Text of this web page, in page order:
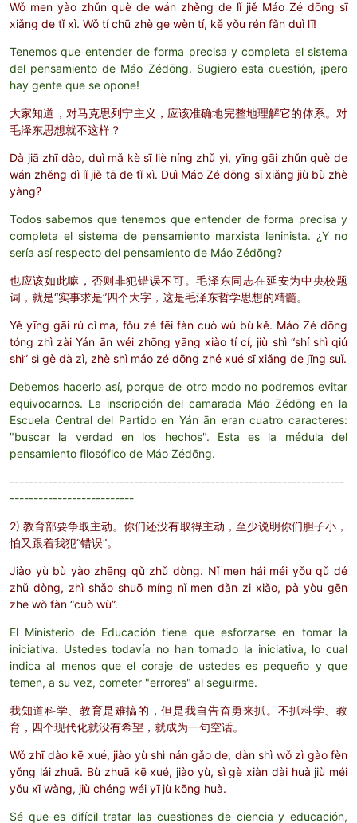
Wǒ men yào zhǔn què de wán zhěng de lǐ jiě Máo Zé dōng sī
xiǎng de tǐ xì. Wǒ tí chū zhè ge wèn tí, kě yǒu rén fǎn duì lī!
Tenemos que entender de forma precisa y completa el sistema
del pensamiento de Máo Zédōng. Sugiero esta cuestión, ¡pero
hay gente que se opone!
大家知道，对马克思列宁主义，应该准确地完整地理解它的体系。对
毛泽东思想就不这样？
Dà jiā zhī dào, duì mǎ kè sī liè níng zhǔ yì, yīng gāi zhǔn què de
wán zhěng dì lǐ jiě tā de tǐ xì. Duì Máo Zé dōng sī xiǎng jiù bù zhè
yàng?
Todos sabemos que tenemos que entender de forma precisa y
completa el sistema de pensamiento marxista leninista. ¿Y no
sería así respecto del pensamiento de Máo Zédōng?
也应该如此嘛，否则非犯错误不可。毛泽东同志在延安为中央校题
词，就是“实事求是”四个大字，这是毛泽东哲学思想的精髓。
Yě yīng gāi rú cǐ ma, fǒu zé fēi fàn cuò wù bù kě. Máo Zé dōng
tóng zhì zài Yán ān wéi zhōng yāng xiào tí cí, jiù shì “shí shì qiú
shì” sì gè dà zì, zhè shì máo zé dōng zhé xué sī xiǎng de jīng suǐ.
Debemos hacerlo así, porque de otro modo no podremos evitar
equivocarnos. La inscripción del camarada Máo Zédōng en la
Escuela Central del Partido en Yán ān eran cuatro caracteres:
"buscar la verdad en los hechos". Esta es la médula del
pensamiento filosófico de Máo Zédōng.
----------------------------------------------------------------------
--------------------------
2) 教育部要争取主动。你们还没有取得主动，至少说明你们胆子小，
怕又跟着我犯“错误”。
Jiào yù bù yào zhēng qǔ zhǔ dòng. Nǐ men hái méi yǒu qǔ dé
zhǔ dòng, zhì shǎo shuō míng nǐ men dǎn zi xiǎo, pà yòu gēn
zhe wǒ fàn “cuò wù”.
El Ministerio de Educación tiene que esforzarse en tomar la
iniciativa. Ustedes todavía no han tomado la iniciativa, lo cual
indica al menos que el coraje de ustedes es pequeño y que
temen, a su vez, cometer "errores" al seguirme.
我知道科学、教育是难搞的，但是我自告奋勇来抓。不抓科学、教
育，四个现代化就没有希望，就成为一句空话。
Wǒ zhī dào kē xué, jiào yù shì nán gǎo de, dàn shì wǒ zì gào fèn
yǒng lái zhuā. Bù zhuā kē xué, jiào yù, sì gè xiàn dài huà jiù méi
yǒu xī wàng, jiù chéng wéi yī jù kōng huà.
Sé que es difícil tratar las cuestiones de ciencia y educación,